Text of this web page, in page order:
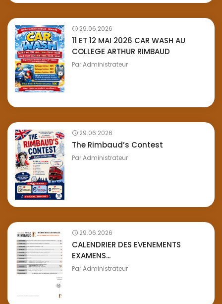
29.06.2026
11 ET 12 MAI 2026 CAR WASH AU
COLLEGE ARTHUR RIMBAUD
ParAdministrateur
29.06.2026
The Rimbaud’s Contest
ParAdministrateur
29.06.2026
CALENDRIER DES EVENEMENTS
EXAMENS...
ParAdministrateur